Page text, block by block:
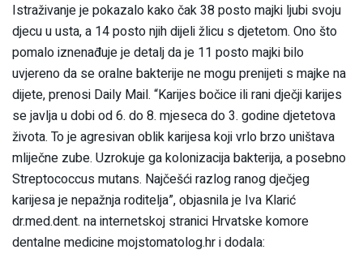
Istraživanje je pokazalo kako čak 38 posto majki ljubi svoju
djecu u usta, a 14 posto njih dijeli žlicu s djetetom. Ono što
pomalo iznenađuje je detalj da je 11 posto majki bilo
uvjereno da se oralne bakterije ne mogu prenijeti s majke na
dijete, prenosi Daily Mail. “Karijes bočice ili rani dječji karijes
se javlja u dobi od 6. do 8. mjeseca do 3. godine djetetova
života. To je agresivan oblik karijesa koji vrlo brzo uništava
mliječne zube. Uzrokuje ga kolonizacija bakterija, a posebno
Streptococcus mutans. Najčešći razlog ranog dječjeg
karijesa je nepažnja roditelja”, objasnila je Iva Klarić
dr.med.dent. na internetskoj stranici Hrvatske komore
dentalne medicine mojstomatolog.hr i dodala: